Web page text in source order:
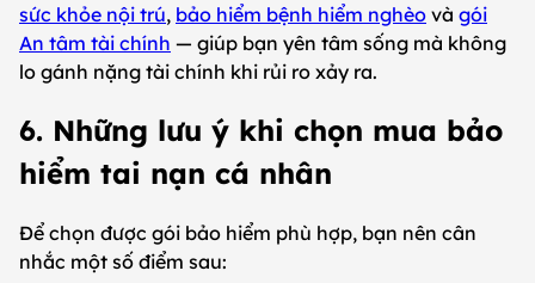
sức khỏe nội trú, bảo hiểm bệnh hiểm nghèo và gói
An tâm tài chính — giúp bạn yên tâm sống mà không
lo gánh nặng tài chính khi rủi ro xảy ra.
6. Những lưu ý khi chọn mua bảo
hiểm tai nạn cá nhân
Để chọn được gói bảo hiểm phù hợp, bạn nên cân
nhắc một số điểm sau: